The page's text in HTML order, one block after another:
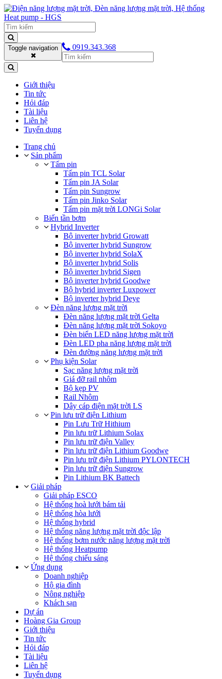
Toggle navigation 0919.343.368
Giới thiệu
Tin tức
Hỏi đáp
Tài liệu
Liên hệ
Tuyển dụng
Trang chủ
Sản phẩm
Tấm pin
Tấm pin TCL Solar
Tấm pin JA Solar
Tấm pin Sungrow
Tấm pin Jinko Solar
Tấm pin mặt trời LONGi Solar
Biến tần bơm
Hybrid Inverter
Bộ inverter hybrid Growatt
Bộ inverter hybrid Sungrow
Bộ inverter hybrid SolaX
Bộ inverter hybrid Solis
Bộ inverter hybrid Sigen
Bộ inverter hybrid Goodwe
Bộ hybrid inverter Luxpower
Bộ inverter hybrid Deye
Đèn năng lượng mặt trời
Đèn năng lượng mặt trời Gelta
Đèn năng lượng mặt trời Sokoyo
Đèn biển LED năng lượng mặt trời
Đèn LED pha năng lượng mặt trời
Đèn đường năng lượng mặt trời
Phụ kiện Solar
Sạc năng lượng mặt trời
Giá đỡ rail nhôm
Bộ kẹp PV
Rail Nhôm
Dây cáp điện mặt trời LS
Pin lưu trữ điện Lithium
Pin Lưu Trữ Hithium
Pin lưu trữ Lithium Solax
Pin lưu trữ điện Valley
Pin lưu trữ điện Lithium Goodwe
Pin lưu trữ điện Lithium PYLONTECH
Pin lưu trữ điện Sungrow
Pin Lithium BK Battech
Giải pháp
Giải pháp ESCO
Hệ thống hoà lưới bám tải
Hệ thống hòa lưới
Hệ thống hybrid
Hệ thống năng lượng mặt trời độc lập
Hệ thống bơm nước năng lượng mặt trời
Hệ thống Heatpump
Hệ thống chiếu sáng
Ứng dụng
Doanh nghiệp
Hộ gia đình
Nông nghiệp
Khách sạn
Dự án
Hoàng Gia Group
Giới thiệu
Tin tức
Hỏi đáp
Tài liệu
Liên hệ
Tuyển dụng